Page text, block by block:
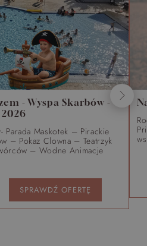
- Wyspa Skarbów -
Parada Maskotek – Pirackie
– Pokaz Clowna – Teatrzyk
– Wodne Animacje
SPRAWDŹ OFERTĘ